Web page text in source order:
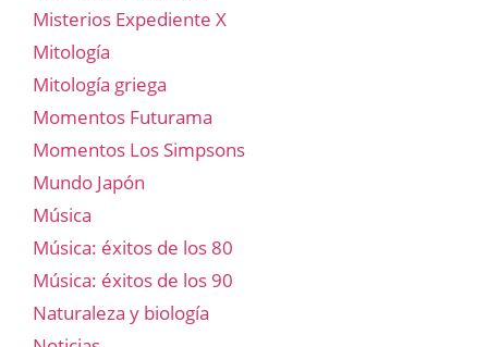
Misterios Expediente X
Mitología
Mitología griega
Momentos Futurama
Momentos Los Simpsons
Mundo Japón
Música
Música: éxitos de los 80
Música: éxitos de los 90
Naturaleza y biología